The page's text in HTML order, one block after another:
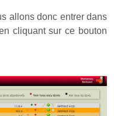
allons donc entrer dans
cliquant sur ce bouton